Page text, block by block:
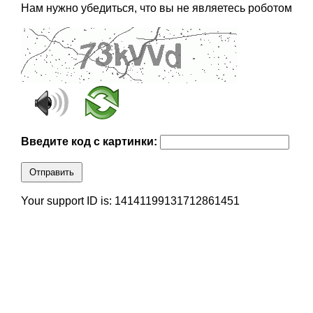
Нам нужно убедиться, что вы не являетесь роботом
Введите код с картинки:
Отправить
Your support ID is: 14141199131712861451